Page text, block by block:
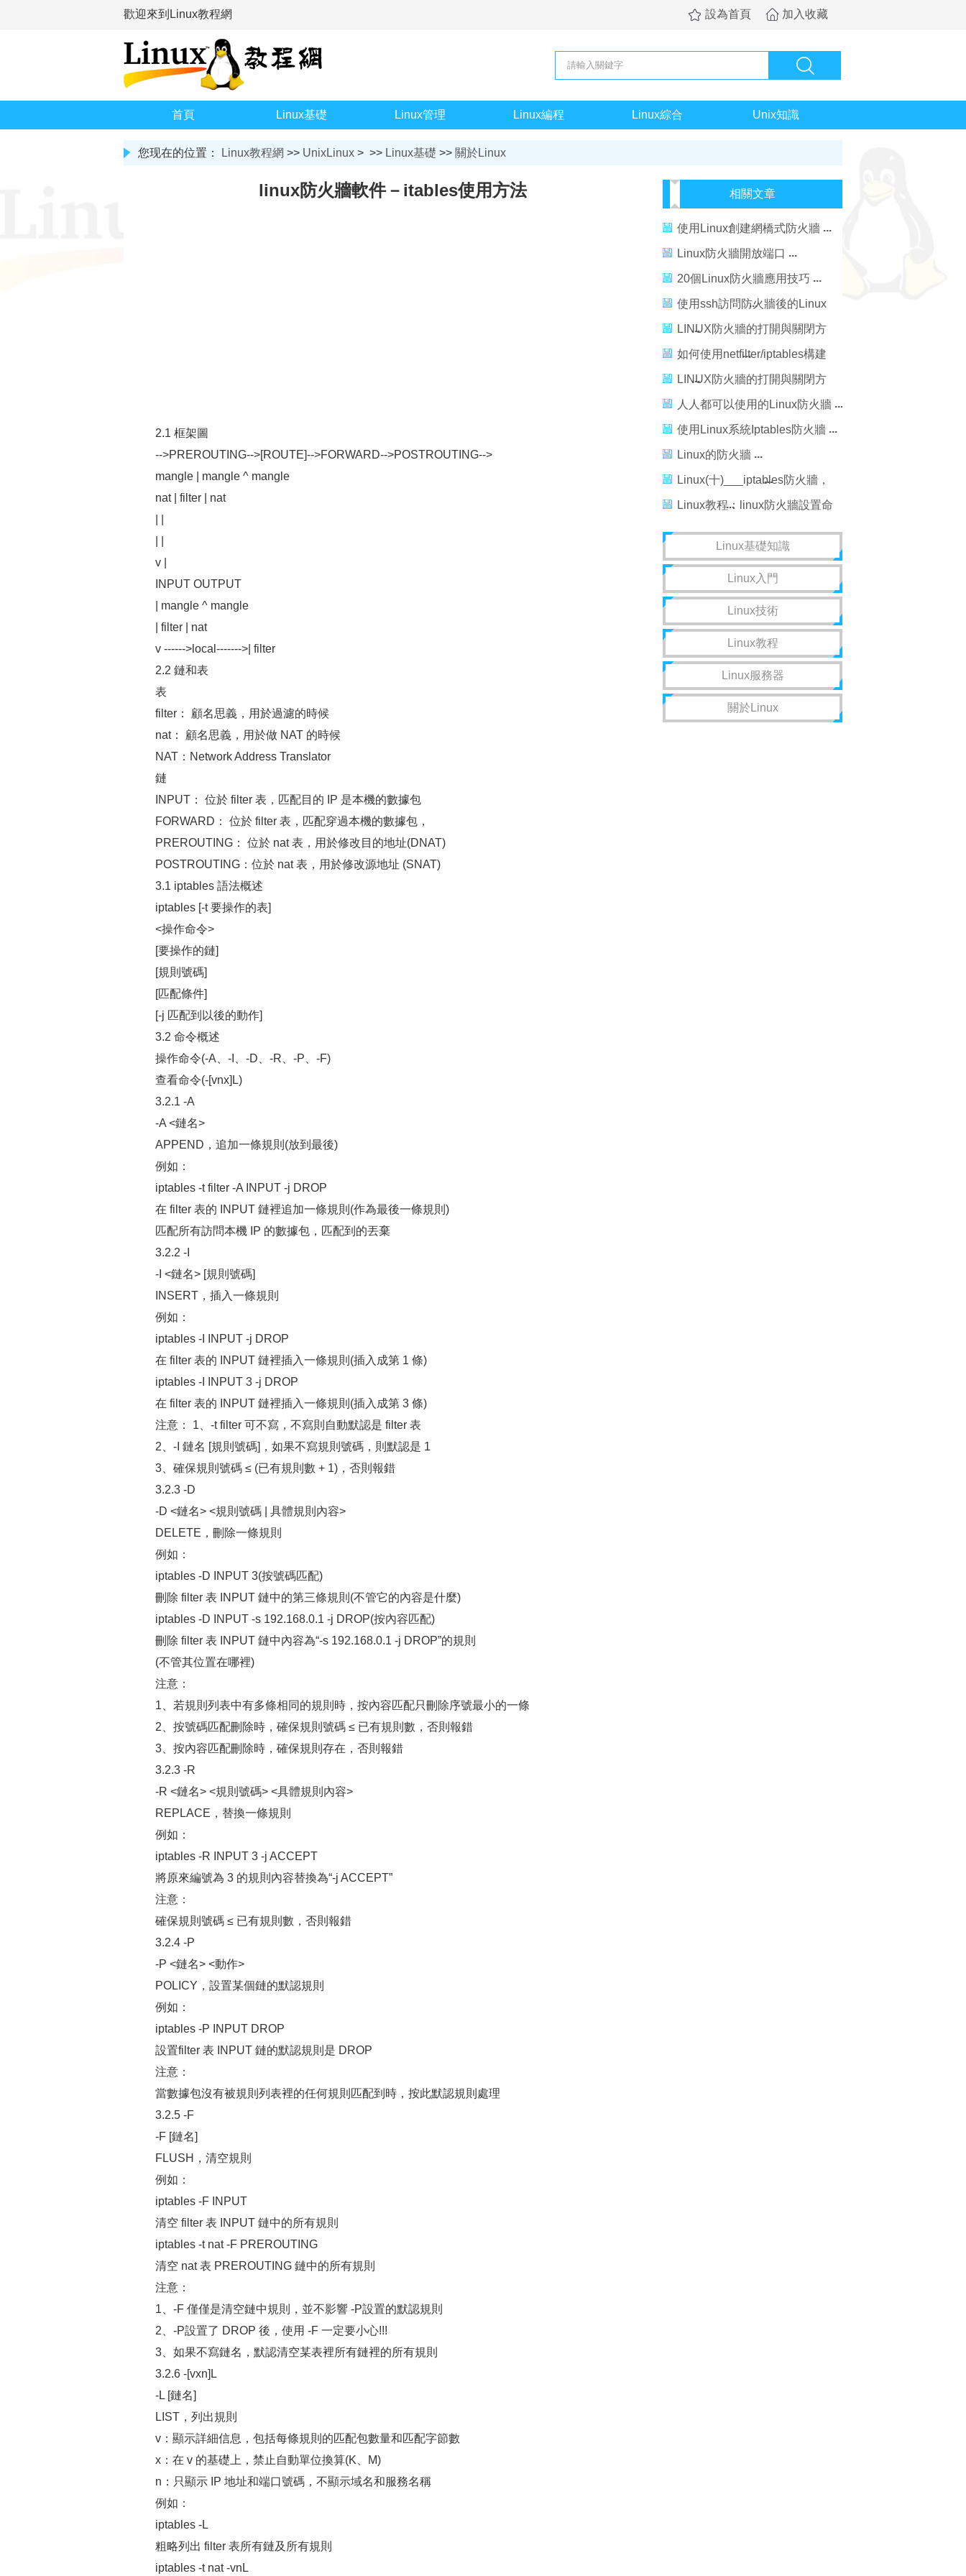
歡迎來到Linux教程網 設為首頁 加入收藏
首頁 Linux基礎 Linux管理 Linux編程 Linux綜合 Unix知識
您现在的位置： Linux教程網 >> UnixLinux > >> Linux基礎 >> 關於Linux
linux防火牆軟件－itables使用方法
2.1 框架圖
-->PREROUTING-->[ROUTE]-->FORWARD-->POSTROUTING-->
mangle | mangle ^ mangle
nat | filter | nat
v |
INPUT OUTPUT
| mangle ^ mangle
| filter | nat
v ------>local------->| filter
2.2 鏈和表
表
filter： 顧名思義，用於過濾的時候
nat： 顧名思義，用於做 NAT 的時候
NAT：Network Address Translator
鏈
INPUT： 位於 filter 表，匹配目的 IP 是本機的數據包
FORWARD： 位於 filter 表，匹配穿過本機的數據包，
PREROUTING： 位於 nat 表，用於修改目的地址(DNAT)
POSTROUTING：位於 nat 表，用於修改源地址 (SNAT)
3.1 iptables 語法概述
iptables [-t 要操作的表]
<操作命令>
[要操作的鏈]
[規則號碼]
[匹配條件]
[-j 匹配到以後的動作]
3.2 命令概述
操作命令(-A、-I、-D、-R、-P、-F)
查看命令(-[vnx]L)
3.2.1 -A
-A <鏈名>
APPEND，追加一條規則(放到最後)
例如：
iptables -t filter -A INPUT -j DROP
在 filter 表的 INPUT 鏈裡追加一條規則(作為最後一條規則)
匹配所有訪問本機 IP 的數據包，匹配到的丟棄
3.2.2 -I
-I <鏈名> [規則號碼]
INSERT，插入一條規則
例如：
iptables -I INPUT -j DROP
在 filter 表的 INPUT 鏈裡插入一條規則(插入成第 1 條)
iptables -I INPUT 3 -j DROP
在 filter 表的 INPUT 鏈裡插入一條規則(插入成第 3 條)
注意： 1、-t filter 可不寫，不寫則自動默認是 filter 表
2、-I 鏈名 [規則號碼]，如果不寫規則號碼，則默認是 1
3、確保規則號碼 ≤ (已有規則數 + 1)，否則報錯
3.2.3 -D
-D <鏈名> <規則號碼 | 具體規則內容>
DELETE，刪除一條規則
例如：
iptables -D INPUT 3(按號碼匹配)
刪除 filter 表 INPUT 鏈中的第三條規則(不管它的內容是什麼)
iptables -D INPUT -s 192.168.0.1 -j DROP(按內容匹配)
刪除 filter 表 INPUT 鏈中內容為“-s 192.168.0.1 -j DROP”的規則
(不管其位置在哪裡)
注意：
1、若規則列表中有多條相同的規則時，按內容匹配只刪除序號最小的一條
2、按號碼匹配刪除時，確保規則號碼 ≤ 已有規則數，否則報錯
3、按內容匹配刪除時，確保規則存在，否則報錯
3.2.3 -R
-R <鏈名> <規則號碼> <具體規則內容>
REPLACE，替換一條規則
例如：
iptables -R INPUT 3 -j ACCEPT
將原來編號為 3 的規則內容替換為“-j ACCEPT”
注意：
確保規則號碼 ≤ 已有規則數，否則報錯
3.2.4 -P
-P <鏈名> <動作>
POLICY，設置某個鏈的默認規則
例如：
iptables -P INPUT DROP
設置filter 表 INPUT 鏈的默認規則是 DROP
注意：
當數據包沒有被規則列表裡的任何規則匹配到時，按此默認規則處理
3.2.5 -F
-F [鏈名]
FLUSH，清空規則
例如：
iptables -F INPUT
清空 filter 表 INPUT 鏈中的所有規則
iptables -t nat -F PREROUTING
清空 nat 表 PREROUTING 鏈中的所有規則
注意：
1、-F 僅僅是清空鏈中規則，並不影響 -P設置的默認規則
2、-P設置了 DROP 後，使用 -F 一定要小心!!!
3、如果不寫鏈名，默認清空某表裡所有鏈裡的所有規則
3.2.6 -[vxn]L
-L [鏈名]
LIST，列出規則
v：顯示詳細信息，包括每條規則的匹配包數量和匹配字節數
x：在 v 的基礎上，禁止自動單位換算(K、M)
n：只顯示 IP 地址和端口號碼，不顯示域名和服務名稱
例如：
iptables -L
粗略列出 filter 表所有鏈及所有規則
iptables -t nat -vnL
相關文章
使用Linux創建網橋式防火牆
Linux防火牆開放端口
20個Linux防火牆應用技巧
使用ssh訪問防火牆後的Linux
服務器的方法
LINUX防火牆的打開與關閉方
法
如何使用netfilter/iptables構建
Linux防火牆
LINUX防火牆的打開與關閉方
法
人人都可以使用的Linux防火牆
使用Linux系統Iptables防火牆
Linux的防火牆
Linux(十)___iptables防火牆，
linux___iptables
Linux教程：linux防火牆設置命
令linux開啟/關閉以及配置防火
牆的方法
Linux基礎知識
Linux入門
Linux技術
Linux教程
Linux服務器
關於Linux